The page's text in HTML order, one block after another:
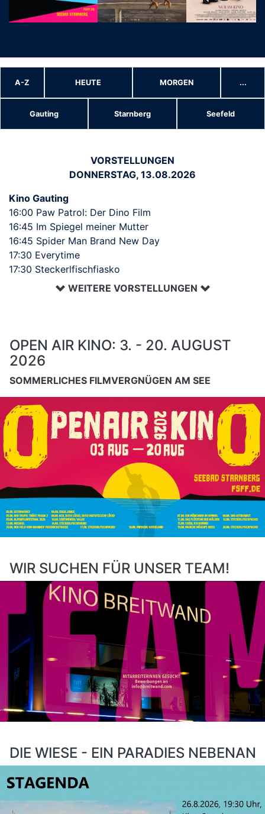
A-Z HEUTE MORGEN ...
Gauting Starnberg Seefeld
VORSTELLUNGEN
DONNERSTAG, 13.08.2026
Kino Gauting
16:00 Paw Patrol: Der Dino Film
16:45 Im Spiegel meiner Mutter
16:45 Spider Man Brand New Day
17:30 Everytime
17:30 Steckerlfischfiasko
WEITERE VORSTELLUNGEN
OPEN AIR KINO: 3. - 20. AUGUST
2026
SOMMERLICHES FILMVERGNÜGEN AM SEE
WIR SUCHEN FÜR UNSER TEAM!
DIE WIESE - EIN PARADIES NEBENAN